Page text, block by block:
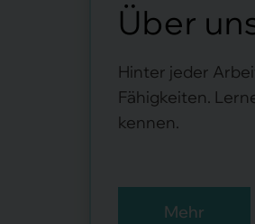
Über
Hinter jeder
Fähigkeiten.
kennen.
Mehr